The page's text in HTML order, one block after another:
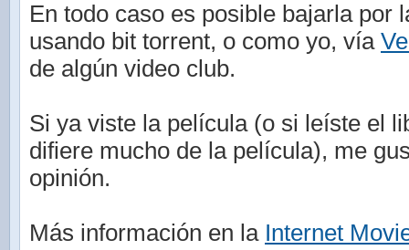
En todo caso es posible bajarla por
usando bit torrent, o como yo, vía
de algún video club.
Si ya viste la película (o si leíste el
difiere mucho de la película), me
opinión.
Más información en la Internet